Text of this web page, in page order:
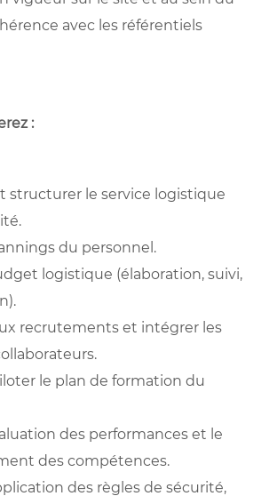
avec les référentiels
:
structurer le service logistique
du personnel.
logistique (élaboration, suivi,
recrutements et intégrer les
le plan de formation du
des performances et le
des compétences.
des règles de sécurité,